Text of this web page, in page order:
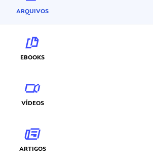
ARQUIVOS
EBOOKS
VÍDEOS
ARTIGOS